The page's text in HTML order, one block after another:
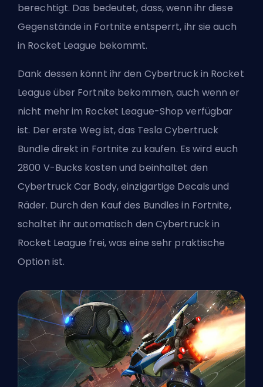
berechtigt. Das bedeutet, dass, wenn ihr diese
Gegenstände in Fortnite entsperrt, ihr sie auch
in Rocket League bekommt.
Dank dessen könnt ihr den Cybertruck in Rocket
League über Fortnite bekommen, auch wenn er
nicht mehr im Rocket League-Shop verfügbar
ist. Der erste Weg ist, das Tesla Cybertruck
Bundle direkt in Fortnite zu kaufen. Es wird euch
2800 V-Bucks kosten und beinhaltet den
Cybertruck Car Body, einzigartige Decals und
Räder. Durch den Kauf des Bundles in Fortnite,
schaltet ihr automatisch den Cybertruck in
Rocket League frei, was eine sehr praktische
Option ist.